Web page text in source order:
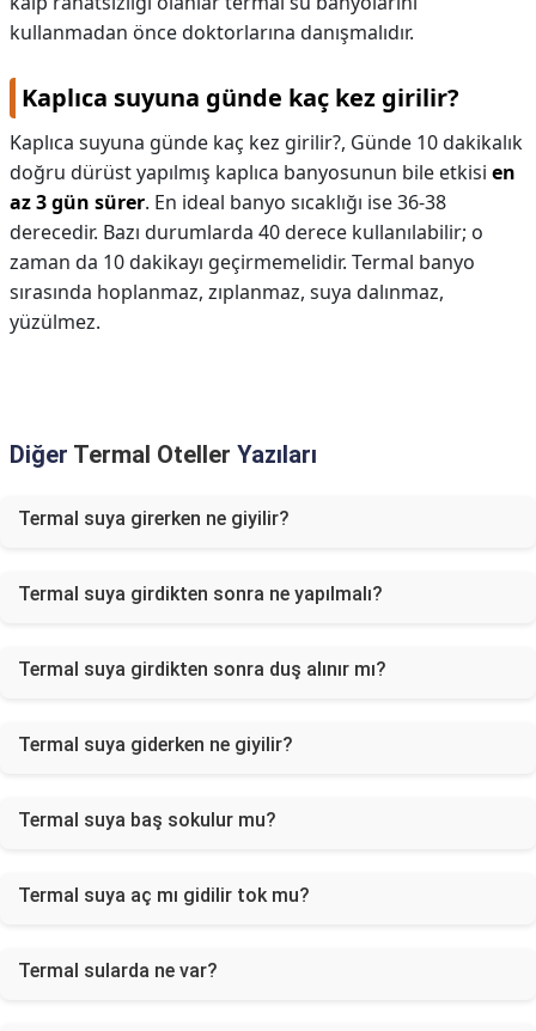
kullanmadan önce doktorlarına danışmalıdır.
Kaplıca suyuna günde kaç kez girilir?
Kaplıca suyuna günde kaç kez girilir?, Günde 10 dakikalık
doğru dürüst yapılmış kaplıca banyosunun bile etkisi en
az 3 gün sürer. En ideal banyo sıcaklığı ise 36-38
derecedir. Bazı durumlarda 40 derece kullanılabilir; o
zaman da 10 dakikayı geçirmemelidir. Termal banyo
sırasında hoplanmaz, zıplanmaz, suya dalınmaz,
yüzülmez.
Diğer Termal Oteller Yazıları
Termal suya girerken ne giyilir?
Termal suya girdikten sonra ne yapılmalı?
Termal suya girdikten sonra duş alınır mı?
Termal suya giderken ne giyilir?
Termal suya baş sokulur mu?
Termal suya aç mı gidilir tok mu?
Termal sularda ne var?